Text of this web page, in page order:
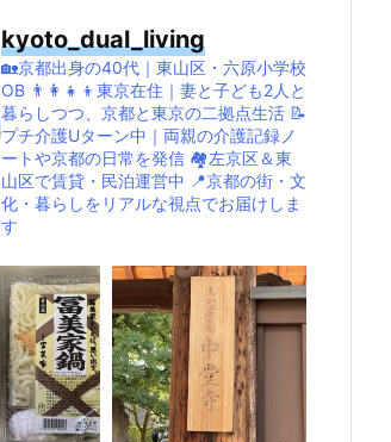
kyoto_dual_living
🏡京都出身の40代｜東山区・六原小学校
OB 👨‍👩‍👧‍👦東京在住｜妻と子ども2人と
暮らしつつ、京都と東京の二拠点生活 📝
プチ介護Uターン中｜両親の介護記録ノ
ートや京都の日常を発信 🏘左京区＆東
山区で賃貸・民泊運営中 📍京都の街・文
化・暮らしをリアルな視点でお届けしま
す